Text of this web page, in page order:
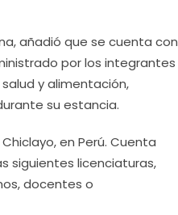
añadió que se cuenta con
por los integrantes
y alimentación,
su estancia.
en Perú. Cuenta
siguientes licenciaturas,
docentes o